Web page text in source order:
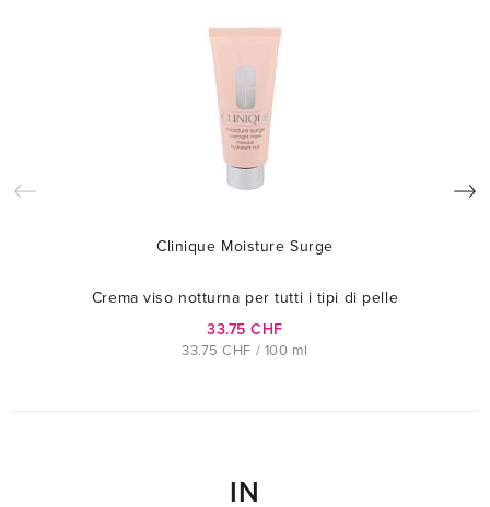
Clinique Moisture Surge
Crema viso notturna per tutti i tipi di pelle
33.75 CHF
33.75 CHF / 100 ml
IN